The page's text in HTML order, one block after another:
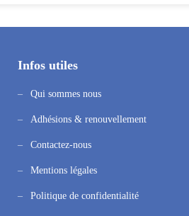
Infos utiles
Qui sommes nous
Adhésions & renouvellement
Contactez-nous
Mentions légales
Politique de confidentialité